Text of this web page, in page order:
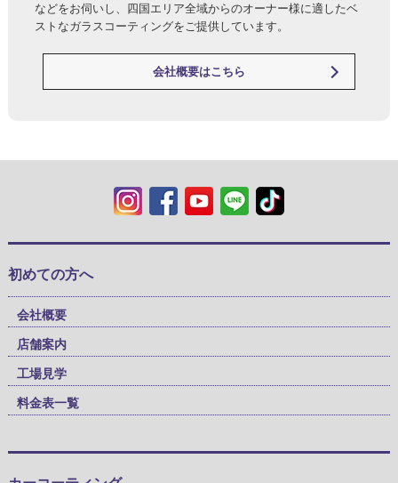
などをお伺いし、四国エリア全域からのオーナー様に適したベ
ストなガラスコーティングをご提供しています。
会社概要はこちら
初めての方へ
会社概要
店舗案内
工場見学
料金表一覧